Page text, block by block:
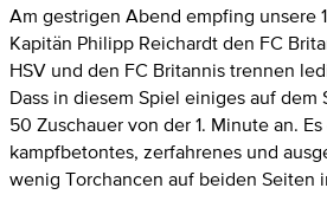
Am gestrigen Abend empfing unsere
Kapitän Philipp Reichardt den FC
HSV und den FC Britannis trennen
Dass in diesem Spiel einiges auf dem
50 Zuschauer von der 1. Minute an.
kampfbetontes, zerfahrenes und
wenig Torchancen auf beiden Seiten